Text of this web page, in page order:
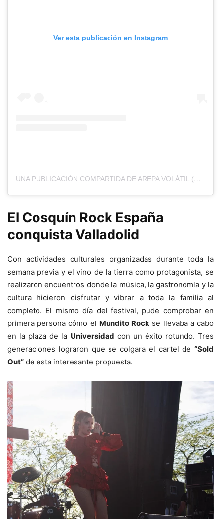
Ver esta publicación en Instagram
UNA PUBLICACIÓN COMPARTIDA DE AREPA VOLÁTIL (@AREPAVOLATIL)
El Cosquín Rock España
conquista Valladolid
Con actividades culturales organizadas durante toda la
semana previa y el vino de la tierra como protagonista, se
realizaron encuentros donde la música, la gastronomía y la
cultura hicieron disfrutar y vibrar a toda la familia al
completo. El mismo día del festival, pude comprobar en
primera persona cómo el Mundito Rock se llevaba a cabo
en la plaza de la Universidad con un éxito rotundo. Tres
generaciones lograron que se colgara el cartel de “Sold
Out” de esta interesante propuesta.